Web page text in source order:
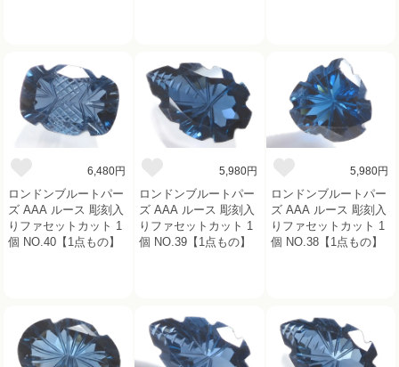
6,480円
ロンドンブルートパー
ズ AAA ルース 彫刻入
りファセットカット 1
個 NO.40【1点もの】
5,980円
ロンドンブルートパー
ズ AAA ルース 彫刻入
りファセットカット 1
個 NO.39【1点もの】
5,980円
ロンドンブルートパー
ズ AAA ルース 彫刻入
りファセットカット 1
個 NO.38【1点もの】